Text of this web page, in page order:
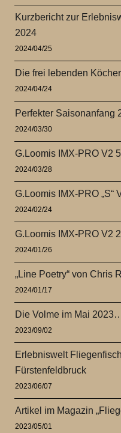
Kurzbericht zur
2024
2024/04/25
Die frei lebenden
2024/04/24
Perfekter Saisonanfang
2024/03/30
G.Loomis IMX-PRO V2
2024/03/28
G.Loomis IMX-PRO „S“
2024/02/24
G.Loomis IMX-PRO V2
2024/01/26
„Line Poetry“ von Chris
2024/01/17
Die Volme im Mai
2023/09/02
Erlebniswelt
Fürstenfeldbruck
2023/06/07
Artikel im Magazin
2023/05/01